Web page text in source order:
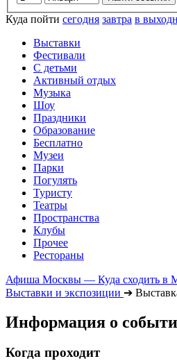
Куда пойти сегодня завтра в
Выставки
Фестивали
С детьми
Активный отдых
Музыка
Шоу
Праздники
Образование
Бесплатно
Музеи
Парки
Погулять
Туристу
Театры
Пространства
Клубы
Прочее
Рестораны
Афиша Москвы — Куда сходить в
Выставки и экспозиции ➔
Информация о
Когда проходит